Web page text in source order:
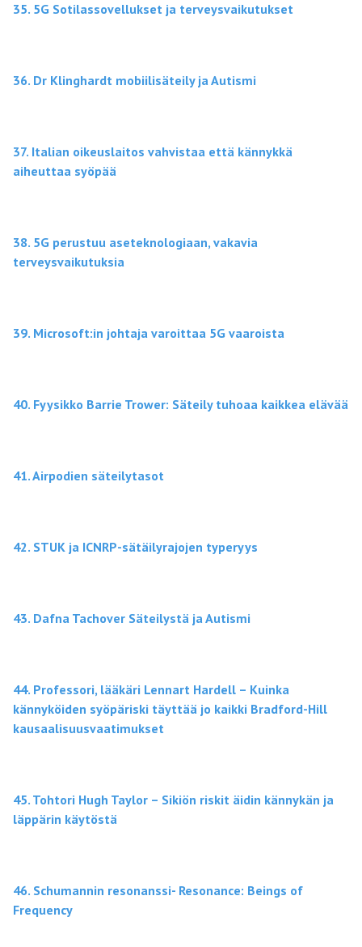
35. 5G Sotilassovellukset ja terveysvaikutukset
36. Dr Klinghardt mobiilisäteily ja Autismi
37. Italian oikeuslaitos vahvistaa että kännykkä
aiheuttaa syöpää
38. 5G perustuu aseteknologiaan, vakavia
terveysvaikutuksia
39. Microsoft:in johtaja varoittaa 5G vaaroista
40. Fyysikko Barrie Trower: Säteily tuhoaa kaikkea elävää
41. Airpodien säteilytasot
42. STUK ja ICNRP-sätäilyrajojen typeryys
43. Dafna Tachover Säteilystä ja Autismi
44. Professori, lääkäri Lennart Hardell – Kuinka
kännyköiden syöpäriski täyttää jo kaikki Bradford-Hill
kausaalisuusvaatimukset
45. Tohtori Hugh Taylor – Sikiön riskit äidin kännykän ja
läppärin käytöstä
46. Schumannin resonanssi- Resonance: Beings of
Frequency